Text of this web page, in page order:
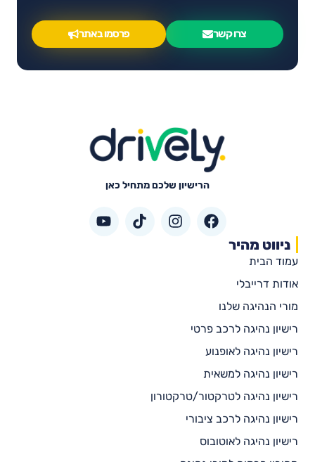
צרו קשר פרסמו באתר
הרישיון שלכם מתחיל כאן
ניווט מהיר
עמוד הבית
אודות דרייבלי
מורי הנהיגה שלנו
רישיון נהיגה לרכב פרטי
רישיון נהיגה לאופנוע
רישיון נהיגה למשאית
רישיון נהיגה לטרקטור/טרקטורון
רישיון נהיגה לרכב ציבורי
רישיון נהיגה לאוטובוס